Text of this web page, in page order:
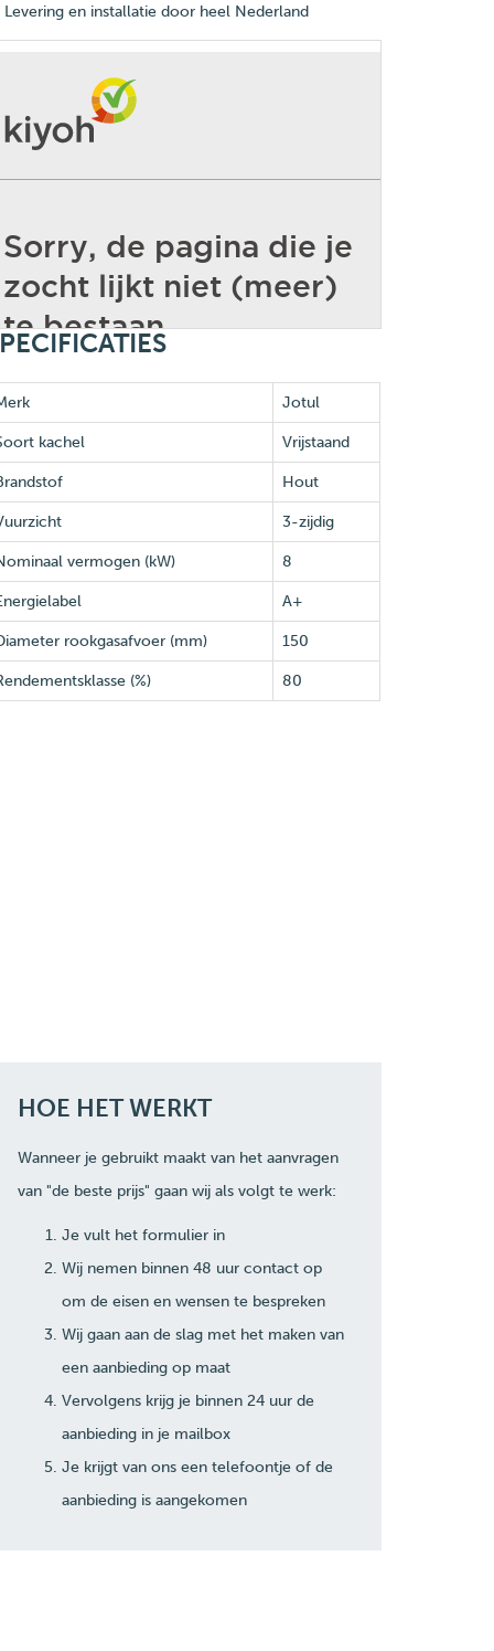
Levering en installatie door heel Nederland
Jotul
kachel Vrijstaand
Hout
3-zijdig
vermogen (kW) 8
A+
rookgasafvoer (mm) 150
(%) 80
HOE HET WERKT
Wanneer je gebruikt maakt van het aanvragen
van "de beste prijs" gaan wij als volgt te werk:
Je vult het formulier in
Wij nemen binnen 48 uur contact op
om de eisen en wensen te bespreken
Wij gaan aan de slag met het maken van
een aanbieding op maat
Vervolgens krijg je binnen 24 uur de
aanbieding in je mailbox
Je krijgt van ons een telefoontje of de
aanbieding is aangekomen